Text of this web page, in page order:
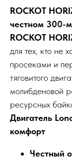
ROCKOT
честном 300-
ROCKOT
для тех, кто не
просеками и
тяговитого
молибденовой
ресурсных
Двигатель
комфорт
Честный